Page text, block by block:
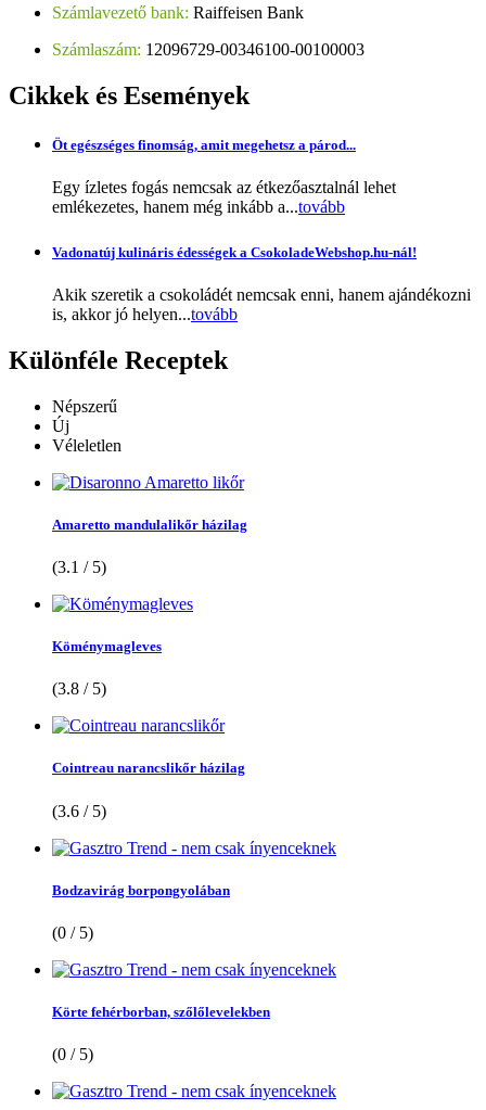
Számlavezető bank: Raiffeisen Bank
Számlaszám: 12096729-00346100-00100003
Cikkek és Események
Öt egészséges finomság, amit megehetsz a párod...
Egy ízletes fogás nemcsak az étkezőasztalnál lehet
emlékezetes, hanem még inkább a...tovább
Vadonatúj kulináris édességek a CsokoladeWebshop.hu-nál!
Akik szeretik a csokoládét nemcsak enni, hanem ajándékozni
is, akkor jó helyen...tovább
Különféle Receptek
Népszerű
Új
Véleletlen
Amaretto mandulalikőr házilag
(3.1 / 5)
Köménymagleves
(3.8 / 5)
Cointreau narancslikőr házilag
(3.6 / 5)
Bodzavirág borpongyolában
(0 / 5)
Körte fehérborban, szőlőlevelekben
(0 / 5)